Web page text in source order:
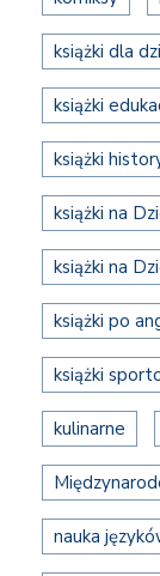
książki dla
książki
książki
książki na
książki na
książki po
książki
kulinarne
nauka